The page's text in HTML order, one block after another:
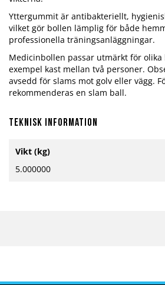
Yttergummit är antibakteriellt,
vilket gör bollen lämplig för både
professionella träningsanläggningar.
Medicinbollen passar utmärkt för
exempel kast mellan två personer.
avsedd för slams mot golv eller vägg.
rekommenderas en slam ball.
Teknisk information
information
Vikt (kg)
5.000000